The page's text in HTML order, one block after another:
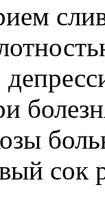
сок